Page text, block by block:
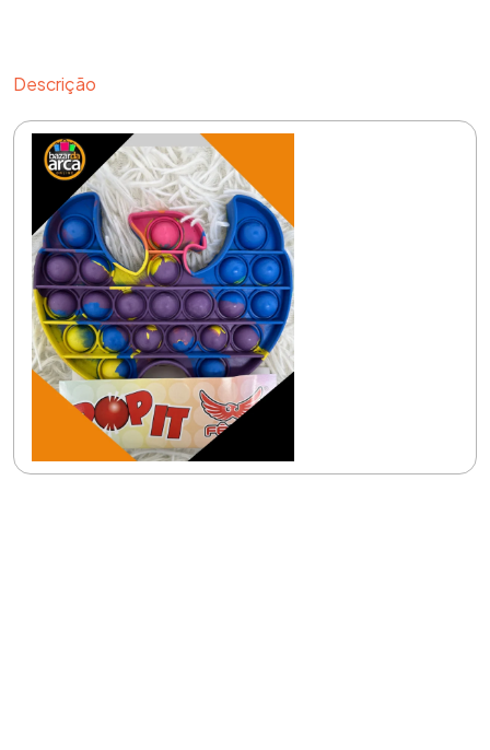
Descrição